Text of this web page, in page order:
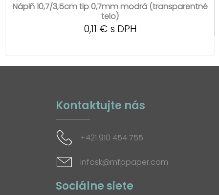
Náplň 10,7/3,5cm tip 0,7mm modrá (transparentné
telo)
0,11 € s DPH
Kontaktujte nás
+421 910 454 755
infosk@mfppaper.com
Sociálne siete